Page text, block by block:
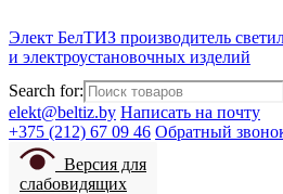
Элект БелТИЗ производитель
и электроустановочных изделий
Search for:
elekt@beltiz.by Написать на почту
+375 (212) 67 09 46 Обратный
Версия для
слабовидящих